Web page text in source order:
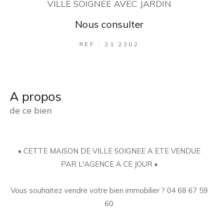
VILLE SOIGNEE AVEC JARDIN
Nous consulter
REF : 21 2202
a propos
de ce bien
• CETTE MAISON DE VILLE SOIGNEE A ETE VENDUE
PAR L'AGENCE A CE JOUR •
Vous souhaitez vendre votre bien immobilier ? 04 68 67 59
60